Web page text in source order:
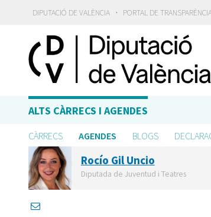
DIPUTACIÓ DE VALÈNCIA · PORTAL DE
ALTS CÀRRECS I AGENDES
CÀRRECS AGENDES BLOGS
Rocío Gil Uncio
Diputada de Juventud i Teatres